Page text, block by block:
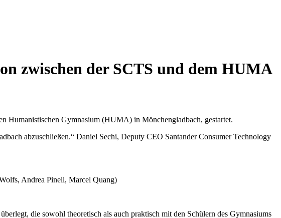
zwischen der SCTS und dem HUMA
Humanistischen Gymnasium (HUMA) in Mönchengladbach, gestartet.
abzuschließen.“ Daniel Sechi, Deputy CEO Santander Consumer Technology
Andrea Pinell, Marcel Quang)
die sowohl theoretisch als auch praktisch mit den Schülern des Gymnasiums